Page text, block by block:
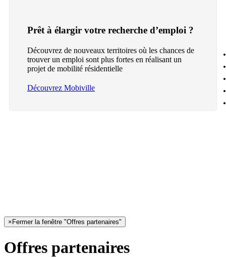
Prêt à élargir votre recherche d’emploi ?
Découvrez de nouveaux territoires où les chances de
trouver un emploi sont plus fortes en réalisant un
projet de mobilité résidentielle
Découvrez Mobiville
× Fermer la fenêtre "Offres partenaires"
Offres partenaires